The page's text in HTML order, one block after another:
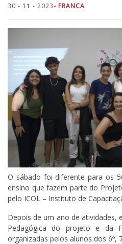
30 - 11 - 2023- FRANCA
O sábado foi diferente para os
ensino que fazem parte do
pelo ICOL – Instituto de
Depois de um ano de atividades,
Pedagógica do projeto e da
organizadas pelos alunos dos 6º,